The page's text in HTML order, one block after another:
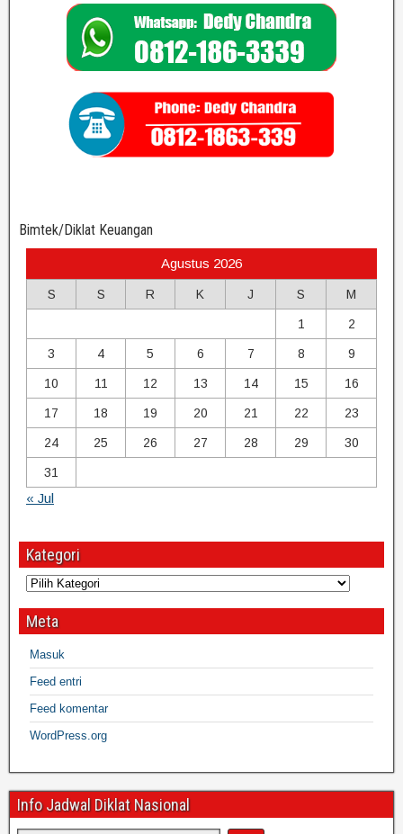
Bimtek/Diklat Keuangan
Agustus 2026
S S R K J S M
1 2
3 4 5 6 7 8 9
10 11 12 13 14 15 16
17 18 19 20 21 22 23
24 25 26 27 28 29 30
31
« Jul
Kategori
Meta
Masuk
Feed entri
Feed komentar
WordPress.org
Info Jadwal Diklat Nasional